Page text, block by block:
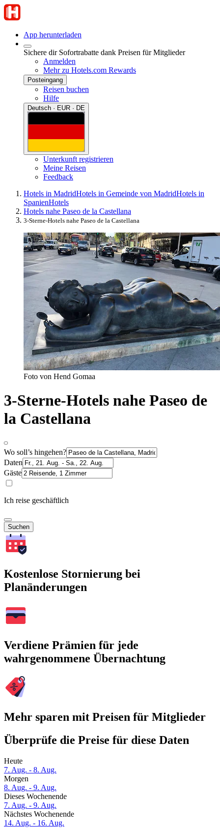
App herunterladen
Sichere dir Sofortrabatte dank Preisen für Mitglieder
Anmelden
Mehr zu Hotels.com Rewards
Posteingang
Reisen buchen
Hilfe
Deutsch · EUR · DE
Unterkunft registrieren
Meine Reisen
Feedback
Hotels in MadridHotels in Gemeinde von MadridHotels in
SpanienHotels
Hotels nahe Paseo de la Castellana
3-Sterne-Hotels nahe Paseo de la Castellana
Foto von Hend Gomaa
3-Sterne-Hotels nahe Paseo de
la Castellana
Wo soll’s hingehen?
Daten
Gäste
Ich reise geschäftlich
Suchen
Kostenlose Stornierung bei
Planänderungen
Verdiene Prämien für jede
wahrgenommene Übernachtung
Mehr sparen mit Preisen für Mitglieder
Überprüfe die Preise für diese Daten
Heute
7. Aug. - 8. Aug.
Morgen
8. Aug. - 9. Aug.
Dieses Wochenende
7. Aug. - 9. Aug.
Nächstes Wochenende
14. Aug. - 16. Aug.